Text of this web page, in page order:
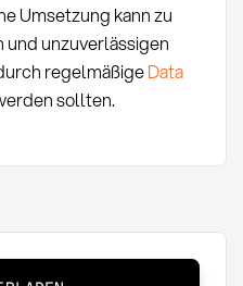
Umsetzung kann zu
unzuverlässigen
regelmäßigeData
sollten.